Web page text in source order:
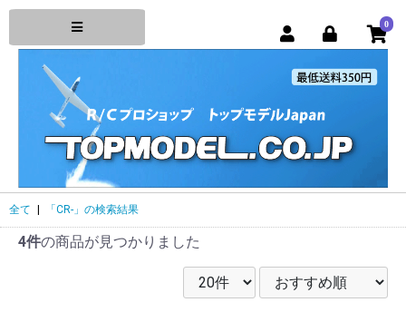
0
全て 「CR-」の検索結果
4件の商品が見つかりました